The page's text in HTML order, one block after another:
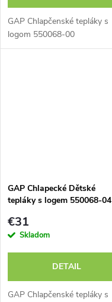
GAP Chlapčenské tepláky s
logom 550068-00
GAP Chlapecké Dětské
tepláky s logem 550068-04
€31
Skladom
DETAIL
GAP Chlapčenské tepláky s